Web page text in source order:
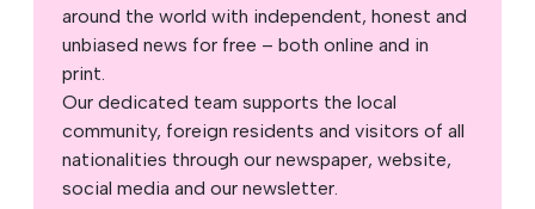
around the world with independent, honest and
unbiased news for free – both online and in
print.
Our dedicated team supports the local
community, foreign residents and visitors of all
nationalities through our newspaper, website,
social media and our newsletter.